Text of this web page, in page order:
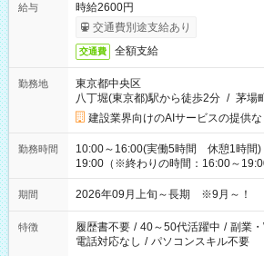
給与
時給2600円
交通費別途支給あり
交通費 全額支給
勤務地
東京都中央区
八丁堀(東京都)駅から徒歩2分 / 茅場
建設業界向けのAIサービスの提供
勤務時間
10:00～16:00(実働5時間 休憩1時間
19:00（※終わりの時間：16:00～
期間 2026年09月上旬～長期 ※9月～！
特徴 履歴書不要 / 40～50代活躍中 / 副業
電話対応なし / パソコンスキル不要